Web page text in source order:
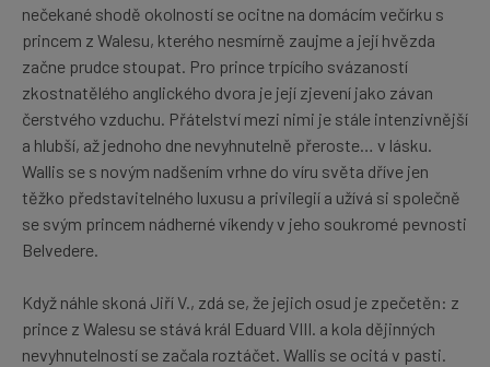
nečekané shodě okolností se ocitne na domácím večírku s
princem z Walesu, kterého nesmírně zaujme a její hvězda
začne prudce stoupat. Pro prince trpícího svázaností
zkostnatělého anglického dvora je její zjevení jako závan
čerstvého vzduchu. Přátelství mezi nimi je stále intenzivnější
a hlubší, až jednoho dne nevyhnutelně přeroste… v lásku.
Wallis se s novým nadšením vrhne do víru světa dříve jen
těžko představitelného luxusu a privilegií a užívá si společně
se svým princem nádherné víkendy v jeho soukromé pevnosti
Belvedere.
Když náhle skoná Jiří V., zdá se, že jejich osud je zpečetěn: z
prince z Walesu se stává král Eduard VIII. a kola dějinných
nevyhnutelností se začala roztáčet. Wallis se ocitá v pasti.